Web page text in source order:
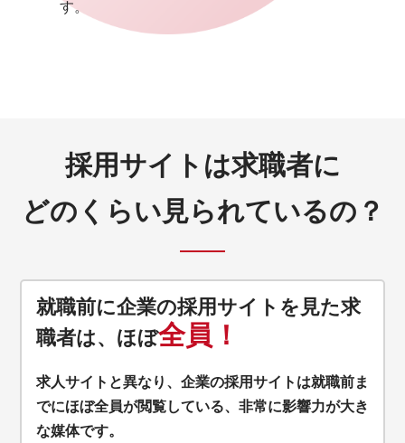
す。
採用サイトは求職者に
どのくらい見られているの？
就職前に企業の採用サイトを見た求
職者は、 ほぼ全員！
求人サイトと異なり、企業の採用サイトは就職前ま
でにほぼ全員が閲覧している、非常に影響力が大き
な媒体です。